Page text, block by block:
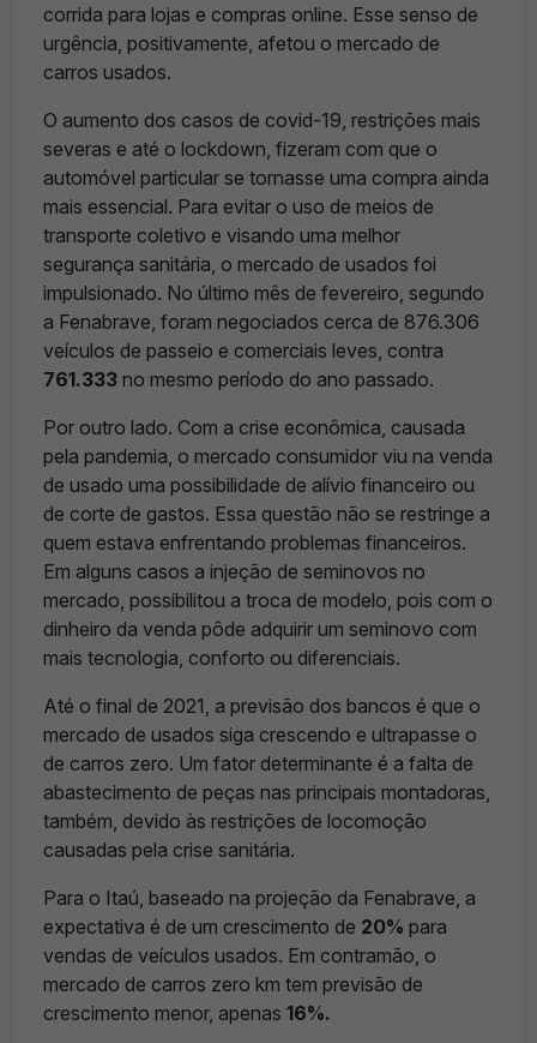
corrida para lojas e compras online. Esse senso de
urgência, positivamente, afetou o mercado de
carros usados.
O aumento dos casos de covid-19, restrições mais
severas e até o lockdown, fizeram com que o
automóvel particular se tornasse uma compra ainda
mais essencial. Para evitar o uso de meios de
transporte coletivo e visando uma melhor
segurança sanitária, o mercado de usados foi
impulsionado. No último mês de fevereiro, segundo
a Fenabrave, foram negociados cerca de 876.306
veículos de passeio e comerciais leves, contra
761.333 no mesmo período do ano passado.
Por outro lado. Com a crise econômica, causada
pela pandemia, o mercado consumidor viu na venda
de usado uma possibilidade de alívio financeiro ou
de corte de gastos. Essa questão não se restringe a
quem estava enfrentando problemas financeiros.
Em alguns casos a injeção de seminovos no
mercado, possibilitou a troca de modelo, pois com o
dinheiro da venda pôde adquirir um seminovo com
mais tecnologia, conforto ou diferenciais.
Até o final de 2021, a previsão dos bancos é que o
mercado de usados siga crescendo e ultrapasse o
de carros zero. Um fator determinante é a falta de
abastecimento de peças nas principais montadoras,
também, devido às restrições de locomoção
causadas pela crise sanitária.
Para o Itaú, baseado na projeção da Fenabrave, a
expectativa é de um crescimento de 20% para
vendas de veículos usados. Em contramão, o
mercado de carros zero km tem previsão de
crescimento menor, apenas 16%.